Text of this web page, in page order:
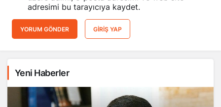
adresimi bu tarayıcıya kaydet.
YORUM GÖNDER GIRIŞ YAP
Yeni Haberler